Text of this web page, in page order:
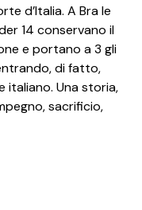
d’Italia. A Bra le
14 conservano il
e portano a 3 gli
di fatto,
italiano. Una storia,
sacrificio,